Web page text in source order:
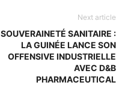
Next article
SOUVERAINETÉ SANITAIRE :
LA GUINÉE LANCE SON
OFFENSIVE INDUSTRIELLE
AVEC D&B
PHARMACEUTICAL